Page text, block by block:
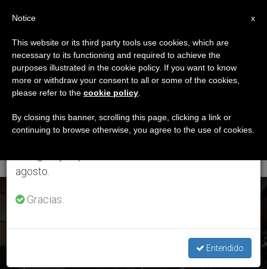
ETIQUETA
Posts Tagged
‘Caligrafía Para El
ÚLTIMAS NOTICIAS
Papa Francisco: “Orar sin cesar” para “inaugurar una era de
×
Aviso importante
Del 27 de julio al 7 de agosto haremos la pausa
anual, aprovechando que en el periodo de verano
se generan menos informaciones y también el
agosto.
Gracias.
Entendido
x
Notice
This website or its third party tools use cookies, which are
necessary to its functioning and required to achieve the
purposes illustrated in the cookie policy. If you want to know
more or withdraw your consent to all or some of the cookies,
please refer to the cookie policy
By closing this banner, scrolling this page, clicking a link or
continuing to browse otherwise, you agree to the use of cookies.